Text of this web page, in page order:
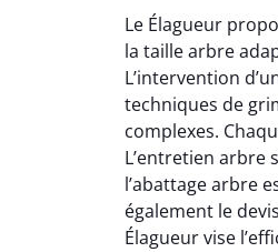
Le Élagueur
la taille arbre
L’intervention
techniques de
complexes.
L’entretien arbre
l’abattage arbre
également le
Élagueur vise